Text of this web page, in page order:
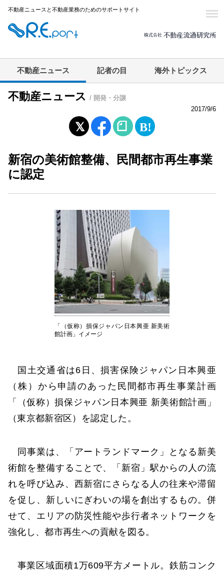
不動産ニュースと不動産業務のためのサポートサイト
不動産ニュース 記者の目 海外トピックス
不動産ニュース / 開発・分譲
2017/9/6
新宿の美術館整備、民間都市再生事業
に認定
「（仮称）損保ジャパン日本興亜 新美術
館計画」イメージ
国土交通省は6日、損害保険ジャパン日本興亜
（株）から申請のあった民間都市再生事業計画
「（仮称）損保ジャパン日本興亜 新美術館計画」
（東京都新宿区）を認定した。
同事業は、「アートランドマーク」となる新美
術館を整備することで、「新宿」駅からの人の流
れを呼び込み、西新宿にさらなる人の往来や滞留
を促し、新しいにぎわいの場を創出するもの。併
せて、エリアの防災性能や歩行者ネットワークを
強化し、都市再生への貢献を図る。
事業区域面積1万609平方メートル。鉄筋コンク